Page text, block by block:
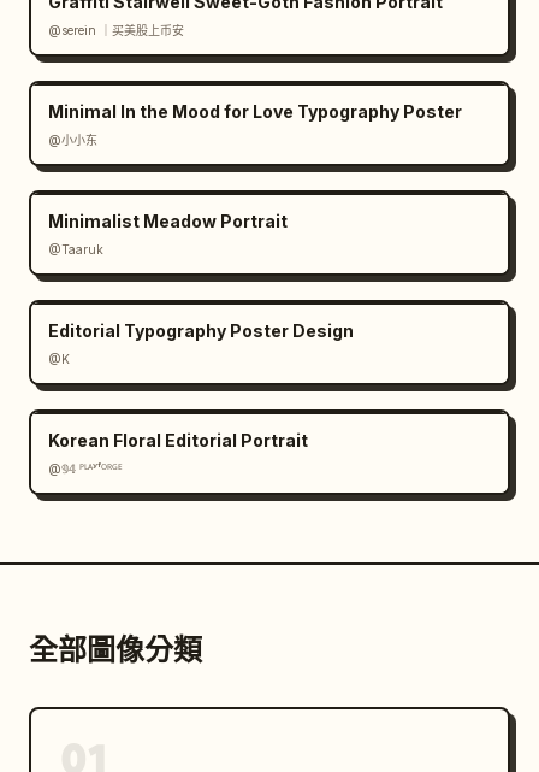
@serein ｜买美股上币安
Minimal In the Mood for Love Typography Poster
@小小东
Minimalist Meadow Portrait
@Taaruk
Editorial Typography Poster Design
@K
Korean Floral Editorial Portrait
@𝟡𝟜 ᴾᴸᴬʸᶠᴼᴿᴳᴱ
全部圖像分類